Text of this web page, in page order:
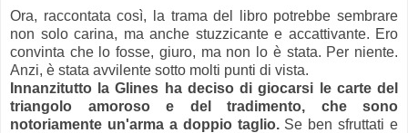
Ora, raccontata così, la trama del libro potrebbe sembrare
non solo carina, ma anche stuzzicante e accattivante. Ero
convinta che lo fosse, giuro, ma non lo è stata. Per niente.
Anzi, è stata avvilente sotto molti punti di vista.
Innanzitutto la Glines ha deciso di giocarsi le carte del
triangolo amoroso e del tradimento, che sono
notoriamente un'arma a doppio taglio.Se ben sfruttati e